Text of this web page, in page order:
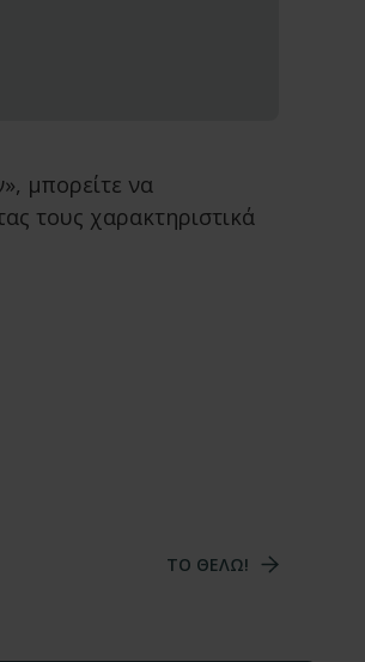
μπορείτε να
τους χαρακτηριστικά
TO ΘΕΛΩ!